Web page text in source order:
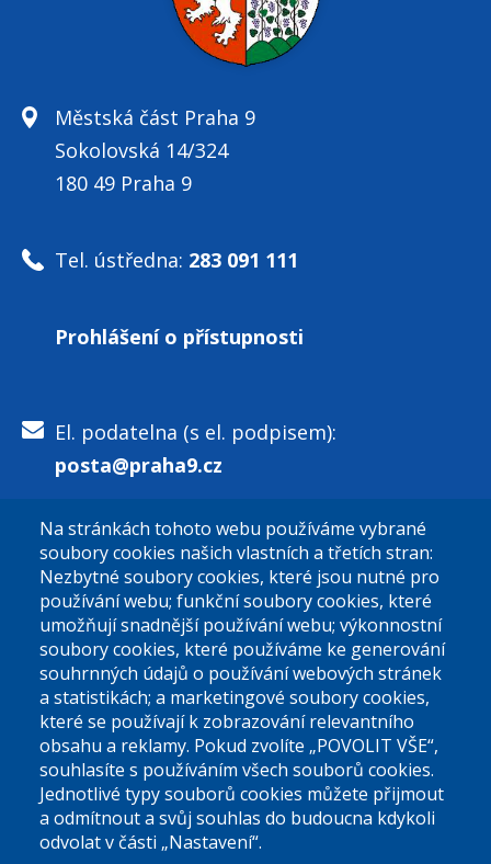
Městská část Praha 9
Sokolovská 14/324
180 49 Praha 9
Tel. ústředna: 283 091 111
Prohlášení o přístupnosti
El. podatelna (s el. podpisem):
posta@praha9.cz
El. podatelna (bez el. podpisu):
podatelna@praha9.cz
Úřední dny:
Po a St: 08.00-12.00; 13.00-18.00
Úřední hodiny
Na stránkách tohoto webu používáme vybrané
soubory cookies našich vlastních a třetích stran:
Nezbytné soubory cookies, které jsou nutné pro
používání webu; funkční soubory cookies, které
umožňují snadnější používání webu; výkonnostní
soubory cookies, které používáme ke generování
souhrnných údajů o používání webových stránek
a statistikách; a marketingové soubory cookies,
které se používají k zobrazování relevantního
obsahu a reklamy. Pokud zvolíte „POVOLIT VŠE“,
souhlasíte s používáním všech souborů cookies.
Jednotlivé typy souborů cookies můžete přijmout
a odmítnout a svůj souhlas do budoucna kdykoli
odvolat v části „Nastavení“.